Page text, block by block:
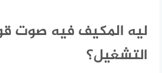
ليه المكيف فيه صوت
التشغيل؟